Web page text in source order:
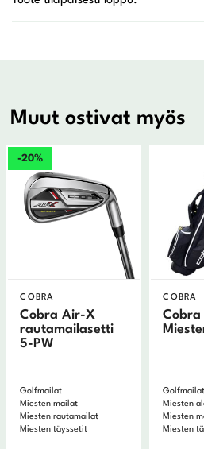
Muut ostivat myös
-20%
COBRA
Cobra Air-X
rautamailasetti
5-PW
Golfmailat
Miesten mailat
Miesten rautamailat
Miesten täyssetit
COBRA
Cobra
Golfmailat
Miesten
Miesten
Miesten